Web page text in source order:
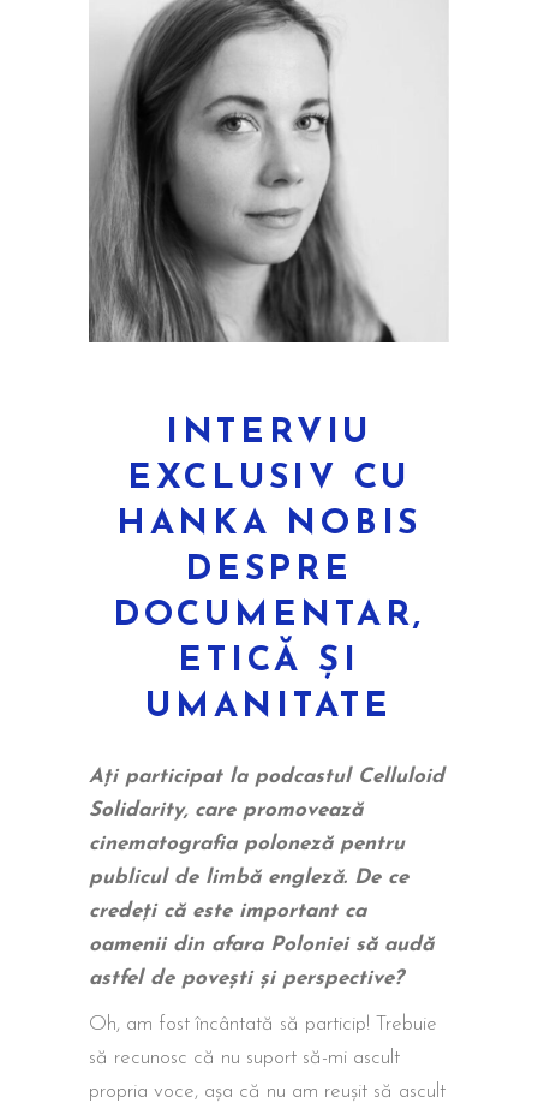
INTERVIU
EXCLUSIV CU
HANKA NOBIS
DESPRE
DOCUMENTAR,
ETICĂ ȘI
UMANITATE
Ați participat la podcastul Celluloid
Solidarity, care promovează
cinematografia poloneză pentru
publicul de limbă engleză. De ce
credeți că este important ca
oamenii din afara Poloniei să audă
astfel de povești și perspective?
Oh, am fost încântată să particip! Trebuie
să recunosc că nu suport să-mi ascult
propria voce, așa că nu am reușit să ascult